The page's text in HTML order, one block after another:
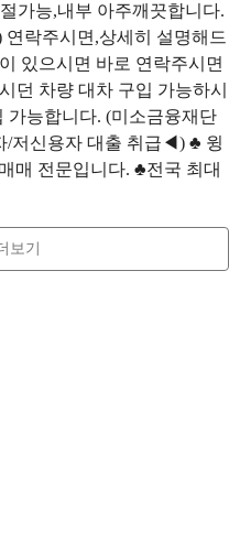
가능,내부 아주깨끗합니다.
락주시면,상세히 설명해드
있으시면 바로 연락주시면
던 차량 대차 구입 가능하시
가능합니다. (미소금융재단
/저신용자 대출 취급◀) ♣ 윙
매 전문입니다. ♣전국 최대
보기